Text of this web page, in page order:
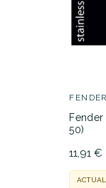
FENDER
50)
11,91 €